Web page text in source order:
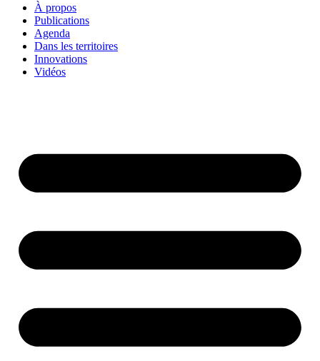
À propos
Publications
Agenda
Dans les territoires
Innovations
Vidéos